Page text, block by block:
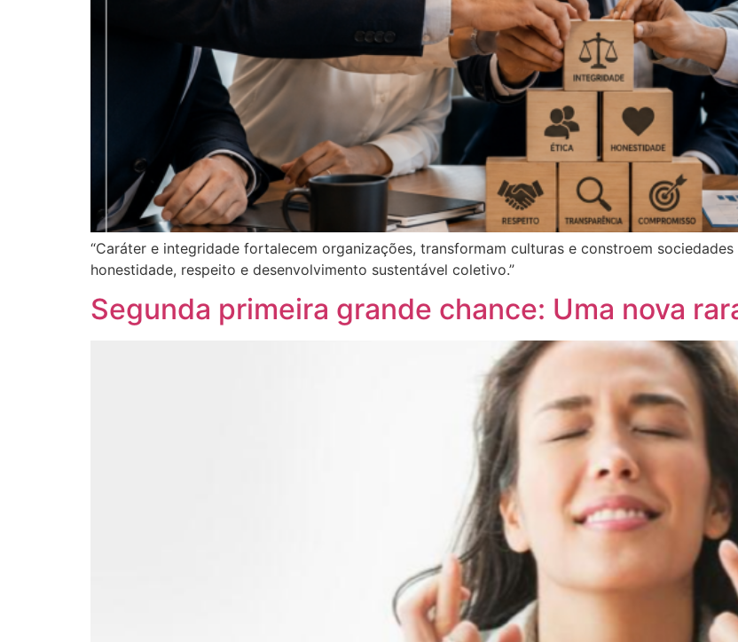
“Caráter e integridade fortalecem organizações, transformam culturas e constroem
honestidade, respeito e desenvolvimento sustentável coletivo.”
Segunda primeira grande chance: Uma nova